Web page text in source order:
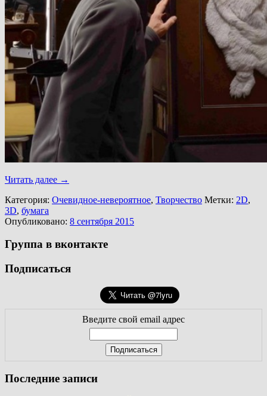
Читать далее →
Категория: Очевидное-невероятное, Творчество Метки: 2D,
3D, бумага
Опубликовано: 8 сентября 2015
Группа в вконтакте
Подписаться
Введите свой email адрес
Последние записи